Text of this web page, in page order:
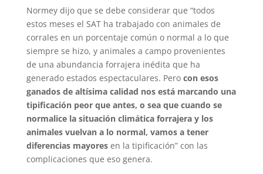
Normey dijo que se debe considerar que “todos
estos meses el SAT ha trabajado con animales de
corrales en un porcentaje común o normal a lo que
siempre se hizo, y animales a campo provenientes
de una abundancia forrajera inédita que ha
generado estados espectaculares. Pero con esos
ganados de altísima calidad nos está marcando una
tipificación peor que antes, o sea que cuando se
normalice la situación climática forrajera y los
animales vuelvan a lo normal, vamos a tener
diferencias mayoresen la tipificación” con las
complicaciones que eso genera.